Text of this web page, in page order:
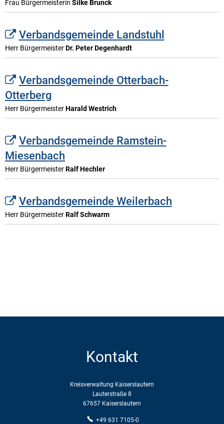
Karriere
Beteiligungen
Klimamanagement
Frau Bürgermeisterin Silke Brunck
Verbandsgemeinde Landstuhl
Herr BürgermeisterDr. Peter Degenhardt
Verbandsgemeinde Otterbach-
Otterberg
Herr BürgermeisterHarald Westrich
Verbandsgemeinde Ramstein-
Miesenbach
Herr BürgermeisterRalf Hechler
Verbandsgemeinde Weilerbach
Herr BürgermeisterRalf Schwarm
Kontakt
Kreisverwaltung Kaiserslautern
Lauterstraße 8
67657 Kaiserslautern
+49 631 7105-0